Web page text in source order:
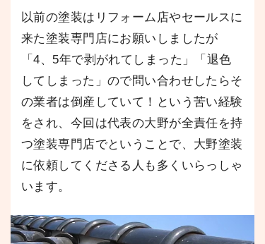
以前の塗装はリフォーム店やセールスに
来た塗装専門店にお願いしましたが
「4、5年で剥がれてしまった」「退色
してしまった」ので問い合わせしたらそ
の業者は倒産していて！という苦い経験
をされ、今回は代表の大野が全責任を持
つ塗装専門店でということで、大野塗装
に依頼してくださる人も多くいらっしゃ
います。